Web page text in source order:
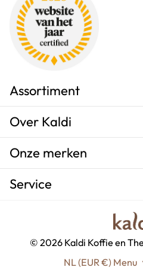
Assortiment
Over Kaldi
Onze merken
Service
© 2026Kaldi Koffie en
NL (EUR €) Menu